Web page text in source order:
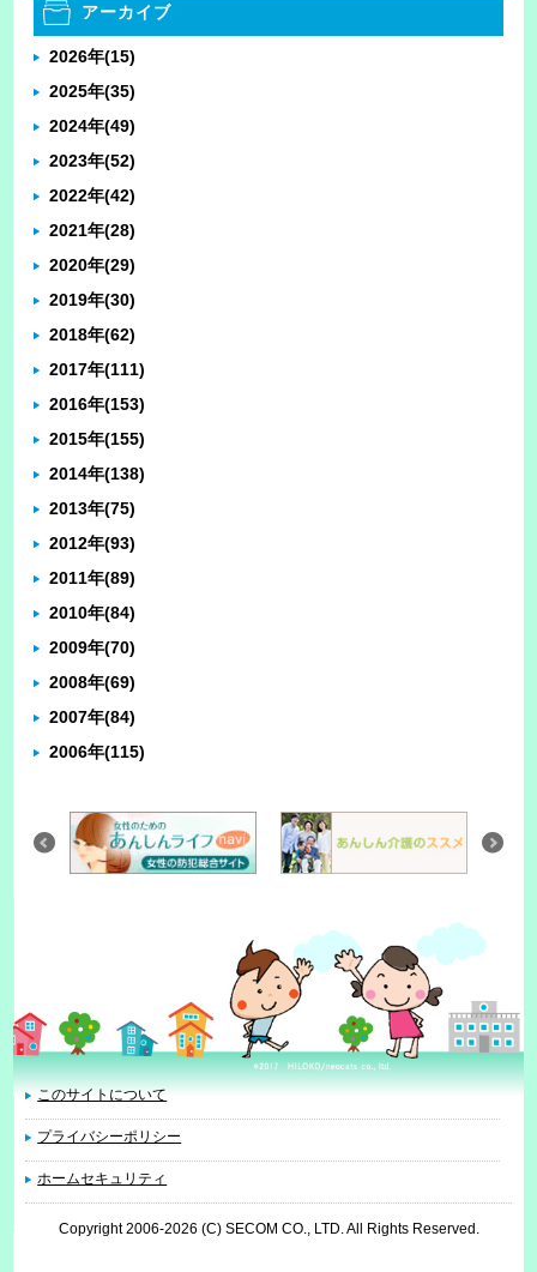
アーカイブ
2026年(15)
2025年(35)
2024年(49)
2023年(52)
2022年(42)
2021年(28)
2020年(29)
2019年(30)
2018年(62)
2017年(111)
2016年(153)
2015年(155)
2014年(138)
2013年(75)
2012年(93)
2011年(89)
2010年(84)
2009年(70)
2008年(69)
2007年(84)
2006年(115)
このサイトについて
プライバシーポリシー
ホームセキュリティ
Copyright 2006-2026 (C) SECOM CO., LTD. All Rights Reserved.